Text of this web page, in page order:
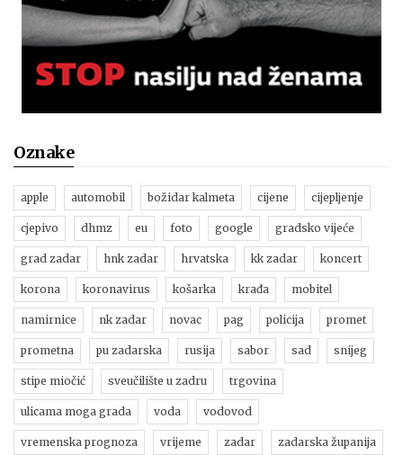
Oznake
apple automobil božidar kalmeta cijene cijepljenje
cjepivo dhmz eu foto google gradsko vijeće
grad zadar hnk zadar hrvatska kk zadar koncert
korona koronavirus košarka krađa mobitel
namirnice nk zadar novac pag policija promet
prometna pu zadarska rusija sabor sad snijeg
stipe miočić sveučilište u zadru trgovina
ulicama moga grada voda vodovod
vremenska prognoza vrijeme zadar zadarska županija